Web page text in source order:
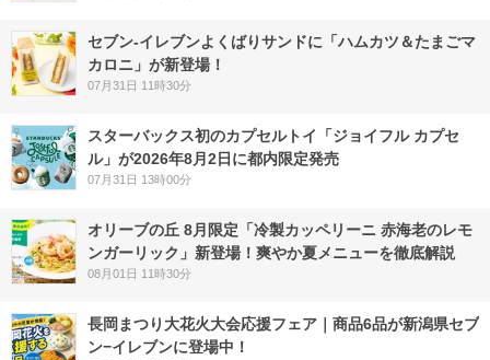
セブン‐イレブンよくばりサンドに「ハムカツ＆たまごマ
カロニ」が新登場！
07月31日 11時30分
スターバックス初のカプセルトイ「ジョイフル カプセ
ル」が2026年8月2日に都内限定発売
07月31日 13時00分
オリーブの丘 8月限定「冷製カッペリーニ 赤海老のレモ
ンガーリック」新登場！爽やか夏メニューを徹底解説
08月01日 11時30分
長岡まつり大花火大会応援フェア｜商品6品が新潟県セブ
ン−イレブンに登場中！